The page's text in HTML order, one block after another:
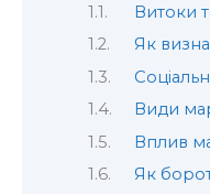
Витоки
Як
Види
Вплив
Як